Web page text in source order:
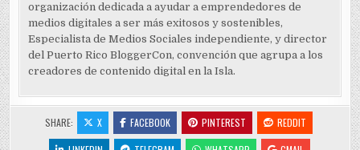
organización dedicada a ayudar a emprendedores de
medios digitales a ser más exitosos y sostenibles,
Especialista de Medios Sociales independiente, y director
del Puerto Rico BloggerCon, convención que agrupa a los
creadores de contenido digital en la Isla.
SHARE: X FACEBOOK PINTEREST
REDDIT